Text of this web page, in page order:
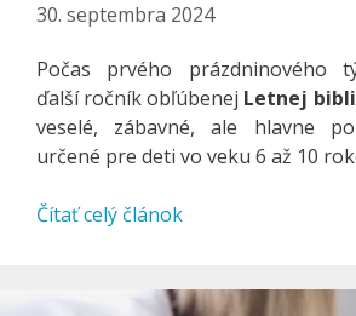
30. septembra 2024
Počas prvého prázdninového
ďalší ročník obľúbenej Letnej
veselé, zábavné, ale hlavne
určené pre deti vo veku 6 až 10
Čítať celý článok